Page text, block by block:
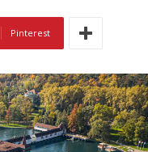
Pinterest